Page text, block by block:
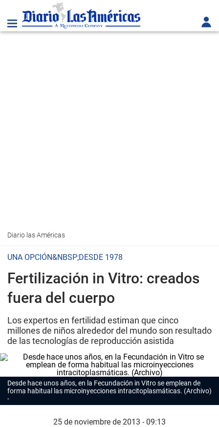
Diario las Américas
UNA OPCIÓN&NBSP;DESDE 1978
Fertilización in Vitro: creados
fuera del cuerpo
Los expertos en fertilidad estiman que cinco
millones de niños alrededor del mundo son resultado
de las tecnologías de reproducción asistida
Desde hace unos años, en la Fecundación in Vitro se emplean de
forma habitual las microinyecciones intracitoplasmáticas. (Archivo)
25 de noviembre de 2013 - 09:13